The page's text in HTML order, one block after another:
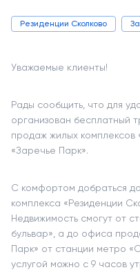
Резиденции Сколково
Уважаемые клиенты!
Рады сообщить, что для
организован бесплатный
продаж жилых комплексов
«Заречье Парк».
С комфортом добраться
комплекса «Резиденции
Недвижимость смогут от
бульвар», а до офиса
Парк» от станции метро
услугой можно с 9 часов